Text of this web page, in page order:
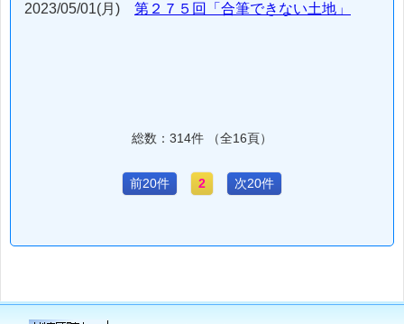
2023/05/01(月) 第２７５回「合筆できない土地」
総数：314件 （全16頁）
前20件 2 次20件